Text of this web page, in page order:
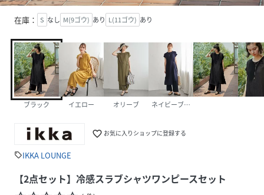
在庫： S なし M(9ゴウ) あり L(11ゴウ) あり
ブラック イエロー オリーブ ネイビーブルー
favorite_border お気に入りショップに登録する
sellIKKA LOUNGE
【2点セット】冷感スラブシャツワンピースセット